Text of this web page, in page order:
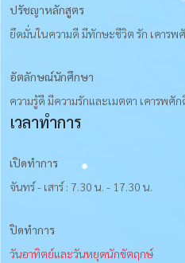
ปรัชญาหลักสูตร
ยึดมั่นในความดี มีทักษะชีวิต รัก เคาร
อัตลักษณ์นักศึกษา
ความรู้ดี มีความรักและเมตตา เคารพศั
เวลาทำการ
เปิดทำการ
จันทร์ - เสาร์ : 7.30 น. - 17.30 น.
ปิดทำการ
วันอาทิตย์และวันหยุดนักขัตฤกษ์